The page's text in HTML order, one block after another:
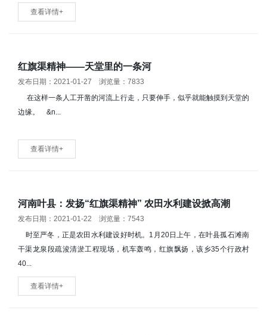
查看详情+
红旗渠精神——天堂里的一条河
发布日期：2021-01-27 浏览量：7833
在这样一条人工开凿的河流上行走，只要伸手，似乎就能触摸到天堂的
边缘。 &n...
查看详情+
河南叶县：发扬“红旗渠精神” 农田水利建设掀高潮
发布日期：2021-01-22 浏览量：7543
时至严冬，正是农田水利建设好时机。1月20日上午，在叶县孤石滩南
干渠龙泉段疏浚清淤工程现场，机车轰鸣，红旗飘扬，该乡35个行政村
40...
查看详情+